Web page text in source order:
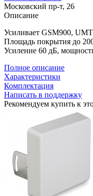
Московский пр-т, 26
Описание
Усиливает GSM900,
Площадь покрытия до
Усиление 60 дБ,
Полное описание
Характеристики
Комплектация
Написать в поддержку
Рекомендуем купить к